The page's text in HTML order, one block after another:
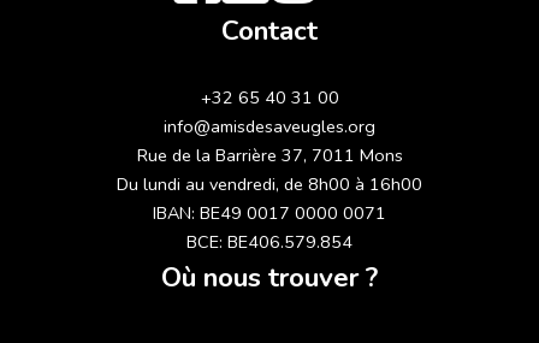
Contact
+32 65 40 31 00
info@amisdesaveugles.org
Rue de la Barrière 37, 7011 Mons
Du lundi au vendredi, de 8h00 à 16h00
IBAN: BE49 0017 0000 0071
BCE: BE406.579.854
Où nous trouver ?